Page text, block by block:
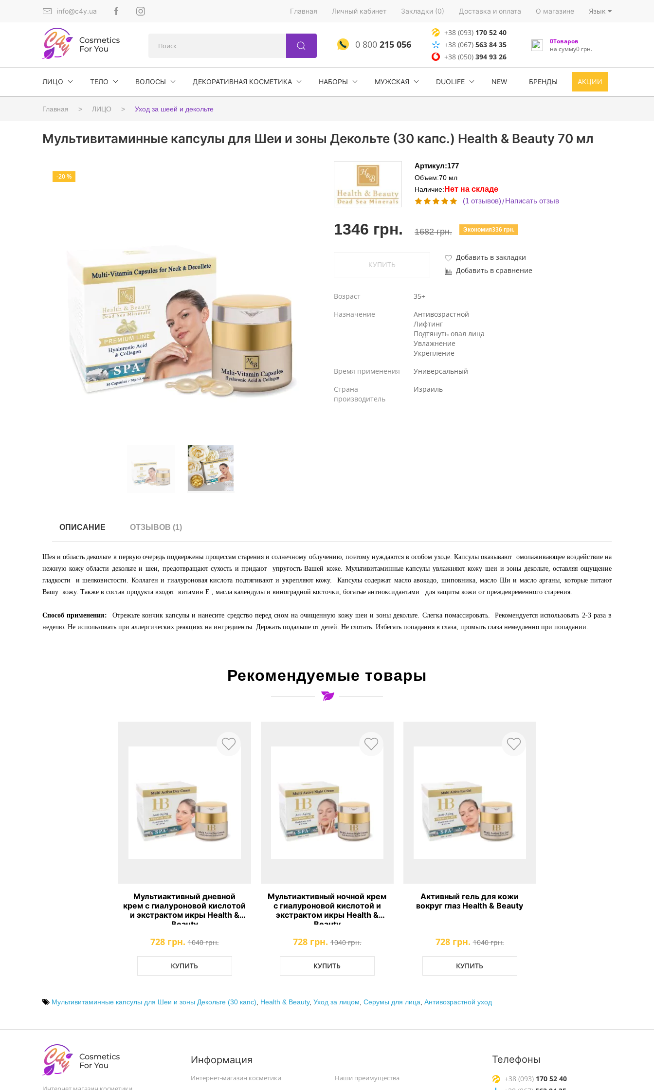
info@c4y.ua Главная Личный кабинет Закладки (0) Доставка и оплата О магазине Язык
0 800215 056
+38 (093) 170 52 40
+38 (067) 563 84 35
+38 (050)394 93 26
0Товаров
на сумму0 грн.
ЛИЦО ТЕЛО ВОЛОСЫ ДЕКОРАТИВНАЯ КОСМЕТИКА НАБОРЫ МУЖСКАЯ DUOLIFE NEW БРЕНДЫ АКЦИИ
Главная ЛИЦО Уход за шеей и декольте
Мультивитаминные капсулы для Шеи и зоны Декольте (30 капс.) Health & Beauty 70 мл
-20 %
Артикул:177
Объем:70 мл
Наличие: Нет на складе
(1 отзывов)/Написать отзыв
1346 грн. 1682 грн. Экономия336 грн.
КУПИТЬ
Добавить в закладки
Добавить в сравнение
Возраст
35+
Назначение
Антивозрастной
Лифтинг
Подтянуть овал лица
Увлажнение
Укрепление
Время применения
Универсальный
Страна
производитель
Израиль
ОПИСАНИЕ ОТЗЫВОВ (1)
Шея и область декольте в первую очередь подвержены процессам старения и солнечному облучению, поэтому нуждаются в особом уходе. Капсулы оказывают омолаживающее воздействие на
нежную кожу области декольте и шеи, предотвращают сухость и придают упругость Вашей коже. Мультивитаминные капсулы увлажняют кожу шеи и зоны декольте, оставляя ощущение
гладкости и шелковистости. Коллаген и гиалуроновая кислота подтягивают и укрепляют кожу. Капсулы содержат масло авокадо, шиповника, масло Ши и масло арганы, которые питают
Вашу кожу. Также в состав продукта входят витамин Е , масла календулы и виноградной косточки, богатые антиоксидантами для защиты кожи от преждевременного старения.
Способ применения:
Отрежьте кончик капсулы и нанесите средство перед сном на очищенную кожу шеи и зоны декольте. Слегка помассировать. Рекомендуется использовать 2-3 раза в
неделю. Нe использовать при аллергических реакциях на ингредиенты. Держать подальше от детей. Не глотать. Избегать попадания в глаза, промыть глаза немедленно при попадании.
Рекомендуемые товары
Мультиактивный дневной
крем с гиалуроновой кислотой
и экстрактом икры Health &
Beauty
728 грн. 1040 грн.
КУПИТЬ
Мультиактивный ночной крем
с гиалуроновой кислотой и
экстрактом икры Health &
Beauty
728 грн. 1040 грн.
КУПИТЬ
Активный гель для кожи
вокруг глаз Health & Beauty
728 грн. 1040 грн.
КУПИТЬ
Мультивитаминные капсулы для Шеи и зоны Декольте (30 капс) Health & Beauty, Уход за лицом Серумы для лица Антивозрастной уход
Информация
Интернет-магазин косметики
Наши преимущества
Телефоны
+38 (093) 170 52 40